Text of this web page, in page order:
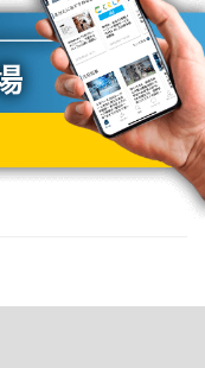
ークナイト」を開催
らが語る「六